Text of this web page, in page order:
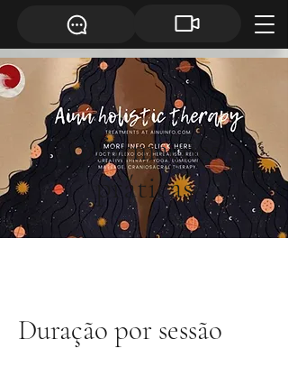
Informações
práticas
Duração por sessão